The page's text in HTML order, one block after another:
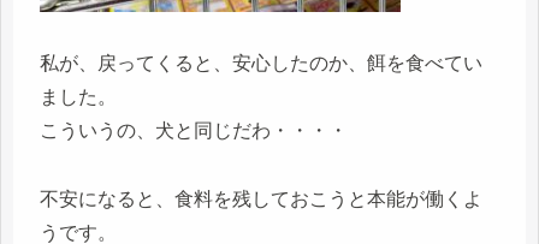
私が、戻ってくると、安心したのか、餌を食べてい
ました。
こういうの、犬と同じだわ・・・・
不安になると、食料を残しておこうと本能が働くよ
うです。